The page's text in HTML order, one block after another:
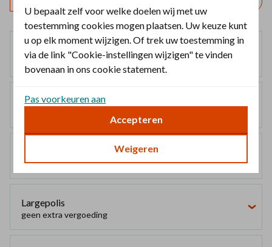
Basisverzekering
100%
Smallpolis
geen extra vergoeding
Largepolis
geen extra vergoeding
U bepaalt zelf voor welke doelen wij met uw
toestemming cookies mogen plaatsen. Uw keuze kunt
u op elk moment wijzigen. Of trek uw toestemming in
via de link "Cookie-instellingen wijzigen" te vinden
bovenaan in ons cookie statement.
Pas voorkeuren aan
Accepteren
Weigeren